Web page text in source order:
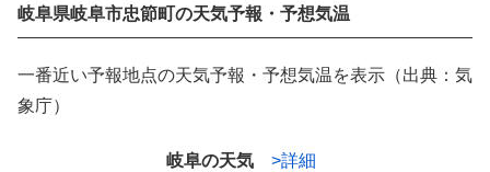
岐阜県岐阜市忠節町の天気予報・予想気温
一番近い予報地点の天気予報・予想気温を表示（出典：気
象庁）
岐阜の天気
>詳細